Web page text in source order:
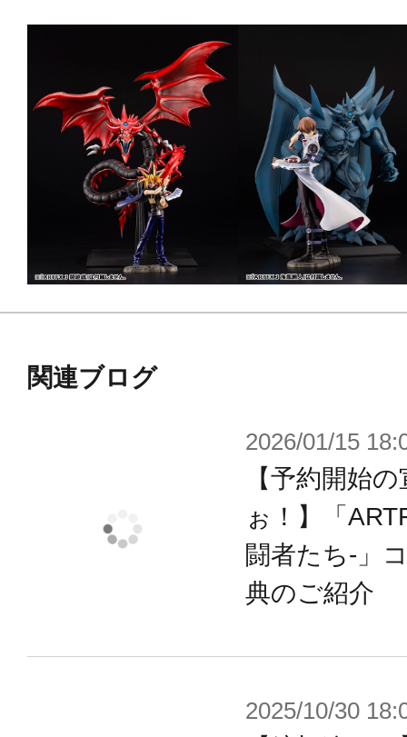
予約受付開始となる「オシリスの天
兵」と合わせて今も色褪せない劇中
必見の一品となっております！
■付属品・仕様
・ボールジョイント接続により首、
・腕部、脚部が軸関節により自由な
■「重巧超大（じゅうこうちょうだ
と塗装表現を駆使した超絶規格外シ
※画像は試作品のものです。実際の
ございます。
関連ブログ
2026/01/15
【予約開始
ぉ！】「
闘者たち-」
典のご紹介
2025/10/30